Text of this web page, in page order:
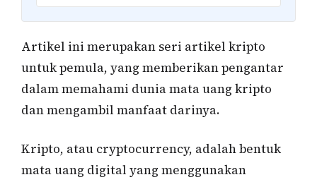
Artikel ini merupakan seri artikel kripto
untuk pemula, yang memberikan pengantar
dalam memahami dunia mata uang kripto
dan mengambil manfaat darinya.
Kripto, atau cryptocurrency, adalah bentuk
mata uang digital yang menggunakan